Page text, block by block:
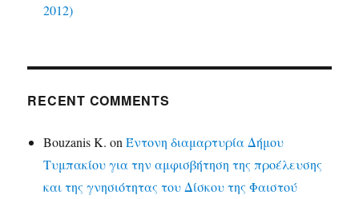
2012)
RECENT COMMENTS
Bouzanis K. onΈντονη διαμαρτυρία Δήμου
Τυμπακίου για την αμφισβήτηση της προέλευσης
και της γνησιότητας του Δίσκου της Φαιστού